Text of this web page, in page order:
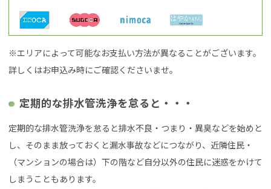
※エリアによって可能なお支払い方法が異なることがございます。
詳しくはお申込み時にご確認くださいませ。
定期的な排水管洗浄を怠ると・・・
定期的な排水管洗浄を怠ると排水不良・つまり・異臭などを始めと
し、そのまま放っておくと漏水事故などにつながり、近隣住民・
（マンションの場合は）下の階など自分以外の住民に迷惑をかけて
しまうこともあります。